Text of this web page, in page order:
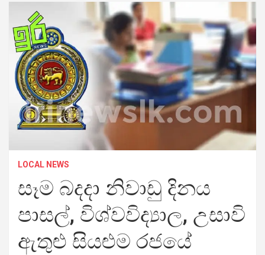
LOCAL NEWS
සෑම බදදා නිවාඩු දින​ය
පාසල්, විශ්වවිද්‍යාල, උසාවි
ඇතුළු සියළුම රජයේ